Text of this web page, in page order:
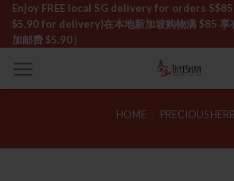
Skip
content
Enjoy FREE local SG delivery for orders
$5.90 for delivery)ㅤ在本地新加坡购物满 $85
加邮费 $5.90）
HOME PRECIOUS